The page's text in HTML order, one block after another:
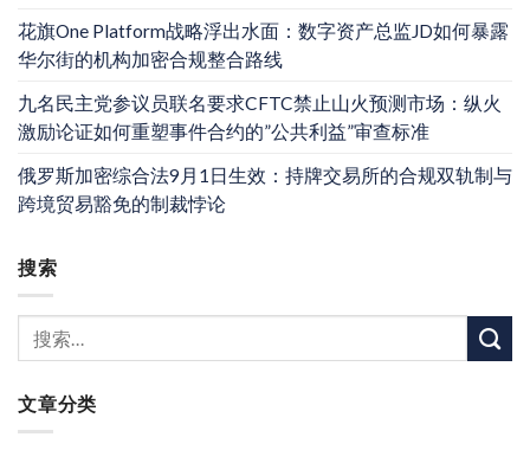
花旗One Platform战略浮出水面：数字资产总监JD如何暴露
华尔街的机构加密合规整合路线
九名民主党参议员联名要求CFTC禁止山火预测市场：纵火
激励论证如何重塑事件合约的”公共利益”审查标准
俄罗斯加密综合法9月1日生效：持牌交易所的合规双轨制与
跨境贸易豁免的制裁悖论
搜索
文章分类